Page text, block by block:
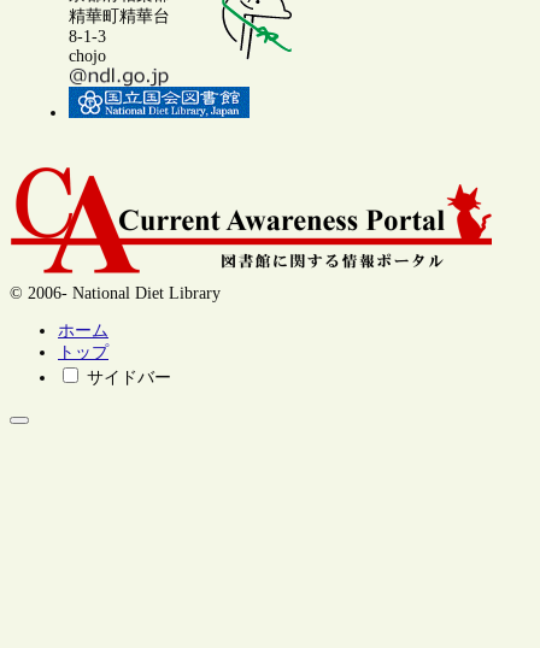
精華町精華台
8-1-3
chojo
© 2006- National Diet Library
ホーム
トップ
サイドバー